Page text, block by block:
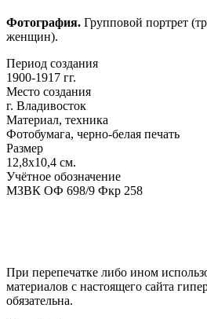
Фотография. Групповой портрет
женщин).
Период создания
1900-1917 гг.
Место создания
г. Владивосток
Материал, техника
Фотобумага, черно-белая печать
Размер
12,8х10,4 см.
Учётное обозначение
МЗВК ОФ 698/9 Фкр 258
При перепечатке либо ином
материалов с настоящего сайта
обязательна.